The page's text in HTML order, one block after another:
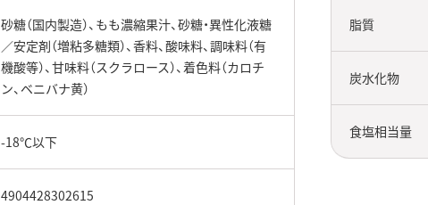
砂糖（国内製造）、もも濃縮果汁、砂糖・異性化液糖
／安定剤（増粘多糖類）、香料、酸味料、調味料（有
機酸等）、甘味料（スクラロース）、着色料（カロチ
ン、ベニバナ黄）
-18℃以下
4904428302615
脂質
炭水化物
食塩相当量